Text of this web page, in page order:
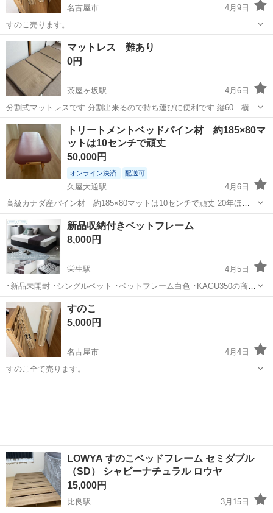
名古屋市
4月9日
すのこ売ります。
愛知 名古屋市 ベッド すのこ
マットレス 難あり
0円
茶屋ヶ坂駅
4月6日
分割式マットレスです 分割出来るので持ち運びに便利です 縦60 横
100 高さ20 これを連結して縦180 横100 高さ20 全部cm チャッ
クで結合出来ます ばらせるので女性でも運べます 車に載...
愛知 名古屋市 茶屋ヶ坂駅 ベッド ガムテープ
トリートメントベッドパイン材 約185×80マ
ットは10センチで頑丈
50,000円
オンライン決済 配送可
久屋大通駅
4月6日
高級カナダ産パイン材 約185×80マットは10センチで頑丈 20年ほど
前に購入。パイン材でカナダからの輸入でした。当時は1台30万ほどし
ました。今回電動が一台入ったのでその分のスペースを確保するた
め、思い切って出品します...
愛知 名古屋市 久屋大通駅 ベッド マット
新品収納付きベットフレーム
8,000円
栄生駅
4月5日
･新品未開封 ･シングルベット ･ベットフレーム白色 ･KAGU350の商品
栄生まで、できるだけ早くとりにきてくれる方を優先させていただき
ます。 よろしくおねがいします。
愛知 名古屋市
すのこ
5,000円
名古屋市
4月4日
すのこ全て売ります。
LOWYA すのこベッドフレーム セミダブル
（SD） シャビーナチュラル ロウヤ
15,000円
比良駅
3月15日